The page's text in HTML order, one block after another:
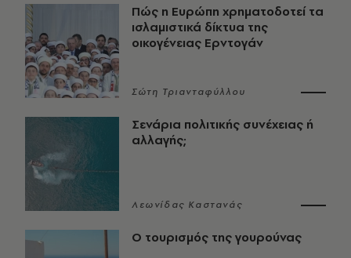
Πώς η Ευρώπη χρηματοδοτεί τα
ισλαμιστικά δίκτυα της
οικογένειας Ερντογάν
Σώτη Τριανταφύλλου
Σενάρια πολιτικής συνέχειας ή
αλλαγής;
Λεωνίδας Καστανάς
Ο τουρισμός της γουρούνας